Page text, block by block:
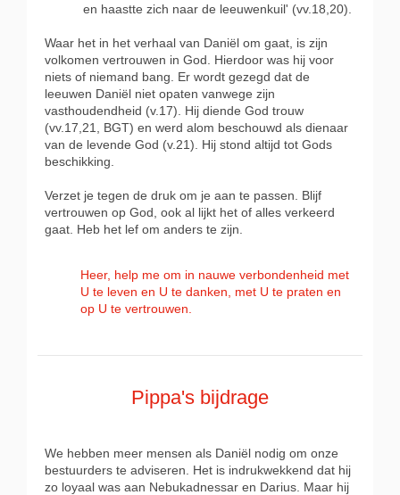
en haastte zich naar de leeuwenkuil' (vv.18,20).
Waar het in het verhaal van Daniël om gaat, is zijn
volkomen vertrouwen in God. Hierdoor was hij voor
niets of niemand bang. Er wordt gezegd dat de
leeuwen Daniël niet opaten vanwege zijn
vasthoudendheid (v.17). Hij diende God trouw
(vv.17,21, BGT) en werd alom beschouwd als dienaar
van de levende God (v.21). Hij stond altijd tot Gods
beschikking.
Verzet je tegen de druk om je aan te passen. Blijf
vertrouwen op God, ook al lijkt het of alles verkeerd
gaat. Heb het lef om anders te zijn.
Heer, help me om in nauwe verbondenheid met
U te leven en U te danken, met U te praten en
op U te vertrouwen.
Pippa's bijdrage
We hebben meer mensen als Daniël nodig om onze
bestuurders te adviseren. Het is indrukwekkend dat hij
zo loyaal was aan Nebukadnessar en Darius. Maar hij